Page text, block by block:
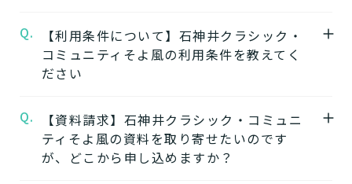
★施設の特徴★
石神井クラシック・コミュニティそよ風 の公
式ページでは施設の特徴やおすすめポイント
★施設の雰囲気★
石神井クラシック・コミュニティそよ風
Q.
【利用条件について】石神井クラシック・
コミュニティそよ風の利用条件を教えてく
ださい
要介護度：自立、要支援1、要支援2、要介護
1、要介護2、要介護3、要介護4、要介護5
※施設ごとに年齢などの入居条件がございま
Q.
【資料請求】石神井クラシック・コミュニ
ティそよ風の資料を取り寄せたいのです
が、どこから申し込めますか？